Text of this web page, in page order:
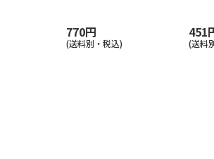
770円
(送料別・税込)
451
(送料